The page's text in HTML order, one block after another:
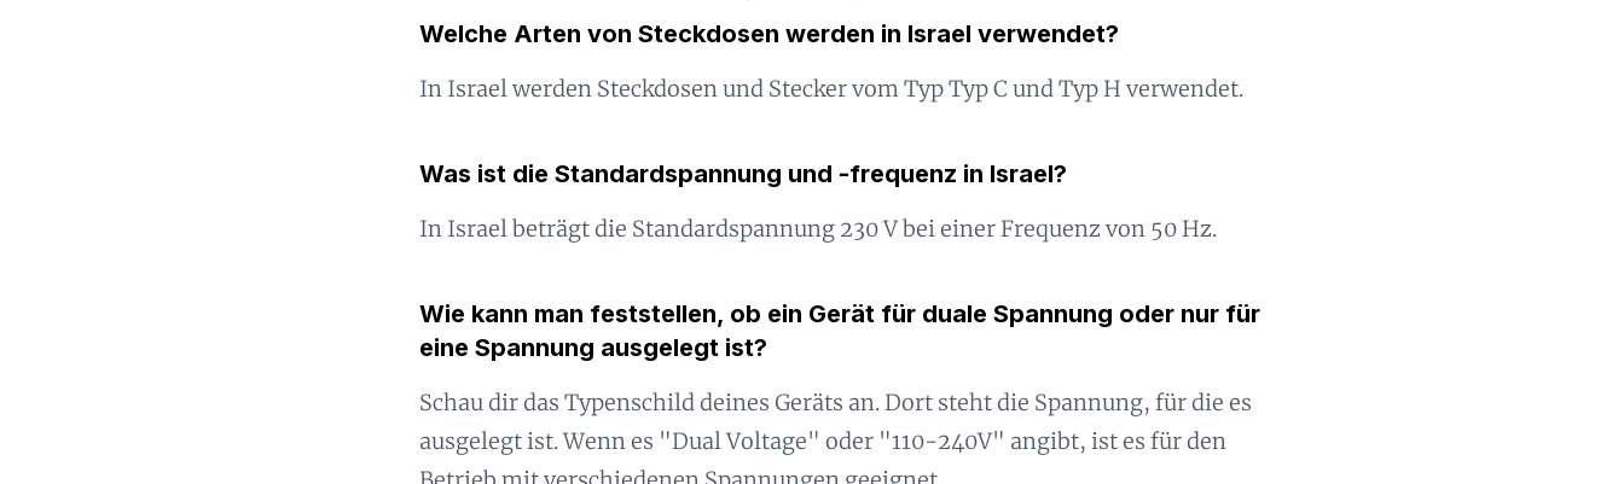
Welche Arten von Steckdosen werden in Israel verwendet?
In Israel werden Steckdosen und Stecker vom Typ Typ C und Typ H verwendet.
Was ist die Standardspannung und -frequenz in Israel?
In Israel beträgt die Standardspannung 230 V bei einer Frequenz von 50 Hz.
Wie kann man feststellen, ob ein Gerät für duale Spannung oder nur für
eine Spannung ausgelegt ist?
Schau dir das Typenschild deines Geräts an. Dort steht die Spannung, für die es
ausgelegt ist. Wenn es "Dual Voltage" oder "110-240V" angibt, ist es für den